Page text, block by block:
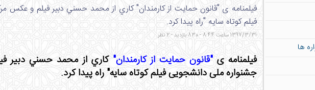
ها
فیلم کوتاه سایه "راه پیدا کرد.
1397/3/31 ساعت 8:44 - 830 بازدید - 2 نظر
فیلمنامه ی "قانون حمایت از کارمندان"
جشنواره ملی دانشجویی فیلم کوتاه سایه" راه پیدا کرد.